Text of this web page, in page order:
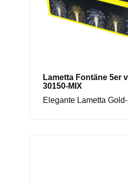
Lametta Fontäne 5er
30150-MIX
Elegante Lametta